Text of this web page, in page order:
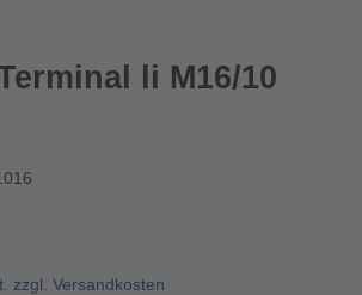
li M16/10
zzgl. Versandkosten